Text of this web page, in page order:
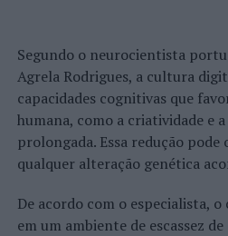
Segundo o neurocientista
Agrela Rodrigues, a cultura
capacidades cognitivas que
humana, como a criatividade e
prolongada. Essa redução
qualquer alteração genética
De acordo com o especialista,
em um ambiente de escassez